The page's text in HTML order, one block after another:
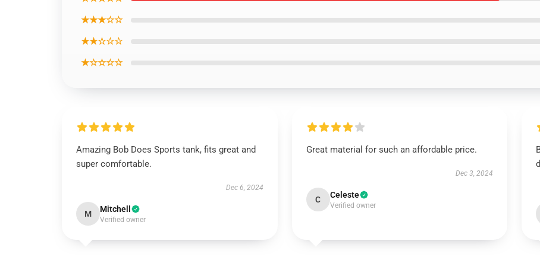
★★★☆☆
★★☆☆☆
★☆☆☆☆
Amazing Bob Does Sports tank, fits great and
super comfortable.
Dec 6, 2024
M Mitchell
Verified owner
Great material for such an affordable price.
Dec 3, 2024
C Celeste
Verified owner